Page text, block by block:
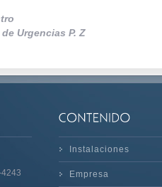
Urgencias P. Z
Instalaciones
Empresa